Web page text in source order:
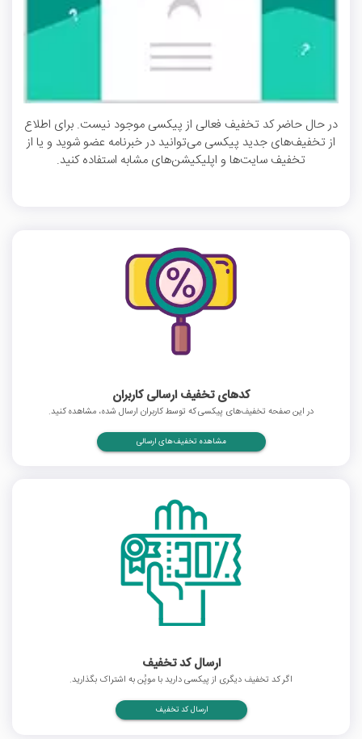
در حال حاضر کد تخفیف فعالی از پیکسی موجود نیست. برای اطلاع
از تخفیف‌های جدید پیکسی می‌توانید در خبرنامه عضو شوید و یا از
تخفیف سایت‌ها و اپلیکیشن‌های مشابه استفاده کنید.
کدهای تخفیف ارسالی کاربران
در این صفحه تخفیف‌های پیکسی که توسط کاربران ارسال شده، مشاهده کنید.
مشاهده تخفیف‌های ارسالی
ارسال کد تخفیف
اگر کد تخفیف دیگری از پیکسی دارید با موپُن به اشتراک بگذارید.
ارسال کد تخفیف